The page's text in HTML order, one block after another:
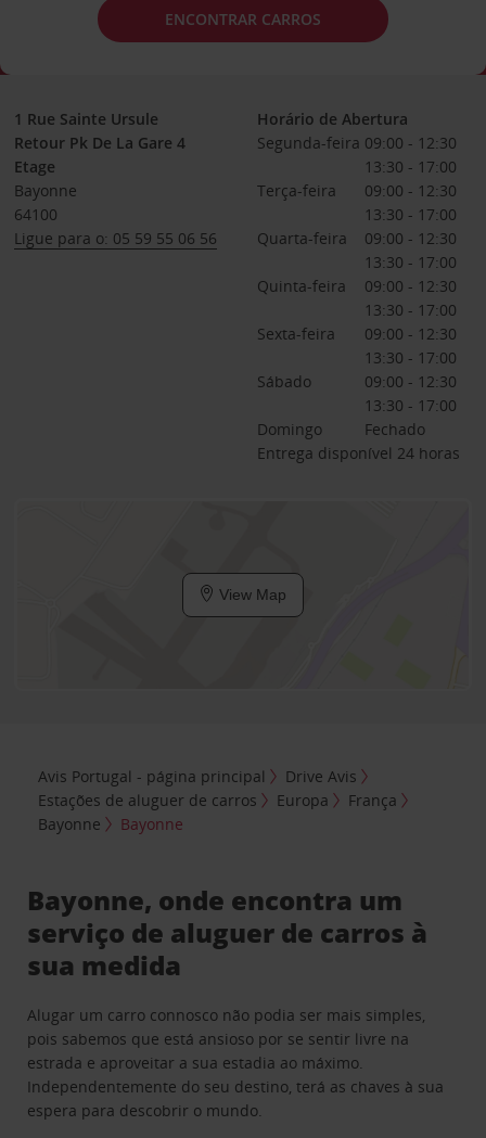
ENCONTRAR CARROS
1 Rue Sainte Ursule
Retour Pk De La Gare 4
Etage
Bayonne
64100
Ligue para o: 05 59 55 06 56
Horário de Abertura
Segunda-feira 09:00 - 12:30
13:30 - 17:00
Terça-feira
09:00 - 12:30
13:30 - 17:00
Quarta-feira
09:00 - 12:30
13:30 - 17:00
Quinta-feira
09:00 - 12:30
13:30 - 17:00
Sexta-feira
09:00 - 12:30
13:30 - 17:00
Sábado
09:00 - 12:30
13:30 - 17:00
Domingo
Fechado
Entrega disponível 24 horas
View Map
Avis Portugal - página principal
Drive Avis
Estações de aluguer de carros
Europa
França
Bayonne
Bayonne
Bayonne, onde encontra um
serviço de aluguer de carros à
sua medida
Alugar um carro connosco não podia ser mais simples,
pois sabemos que está ansioso por se sentir livre na
estrada e aproveitar a sua estadia ao máximo.
Independentemente do seu destino, terá as chaves à sua
espera para descobrir o mundo.